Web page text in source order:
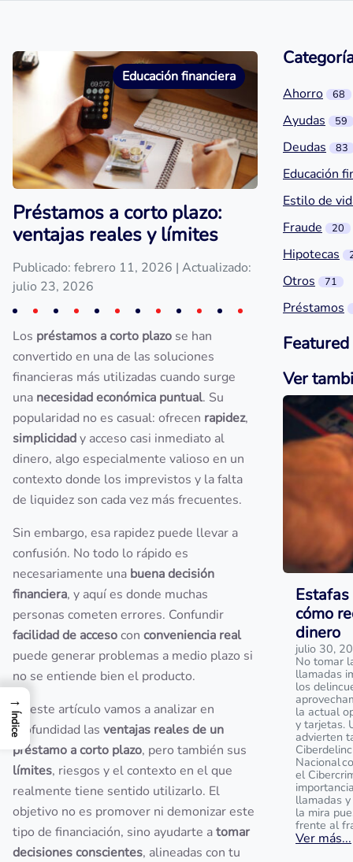
Educación financiera
Préstamos a corto plazo:
ventajas reales y límites
Publicado: febrero 11, 2026 | Actualizado:
julio 23, 2026
Los préstamos a corto plazo se han
convertido en una de las soluciones
financieras más utilizadas cuando surge
una necesidad económica puntual. Su
popularidad no es casual: ofrecen rapidez,
simplicidady acceso casi inmediato al
dinero, algo especialmente valioso en un
contexto donde los imprevistos y la falta
de liquidez son cada vez más frecuentes.
Sin embargo, esa rapidez puede llevar a
confusión. No todo lo rápido es
necesariamente una buena decisión
financiera, y aquí es donde muchas
personas cometen errores. Confundir
facilidad de accesocon conveniencia real
puede generar problemas a medio plazo si
no se entiende bien el producto.
En este artículo vamos a analizar en
profundidad las ventajas reales de un
préstamo a corto plazo, pero también sus
límites, riesgos y el contexto en el que
realmente tiene sentido utilizarlo. El
objetivo no es promover ni demonizar este
tipo de financiación, sino ayudarte atomar
decisiones conscientes, alineadas con tu
Ahorro 68
Ayudas 59
Deudas 83
Educación
Estilo de
Fraude
20
Hipotecas
Otros 71
Préstamos
Ver
cómo
dinero
julio 30,
No tomar
llamadas
los
la actual
y tarjetas.
advierten
Nacional
el
llamadas
la mira
frente al
Ver más...
→
Índice